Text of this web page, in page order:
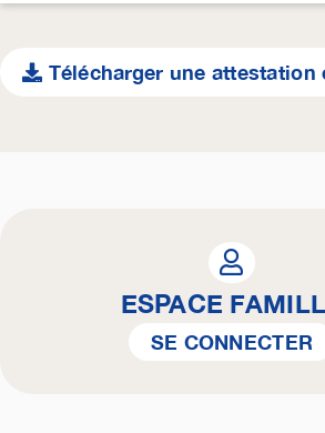
Télécharger une attestation
ESPACE
SE CONNECTER